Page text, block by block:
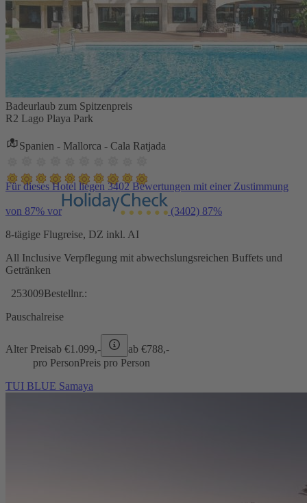
Badeurlaub zum Spitzenpreis
R2 Lago Playa Park
Spanien - Mallorca - Cala Ratjada
Für dieses Hotel liegen 3402 Bewertungen mit einer Zustimmung
von 87% vor (3402) 87%
8-tägige Flugreise, DZ inkl. AI
All Inclusive Verpflegung mit abwechslungsreichen Buffets und
Getränken
253009Bestellnr.:
Pauschalreise
Alter Preisab €1.099,- ab €788,-
pro PersonPreis pro Person
TUI BLUE Samaya